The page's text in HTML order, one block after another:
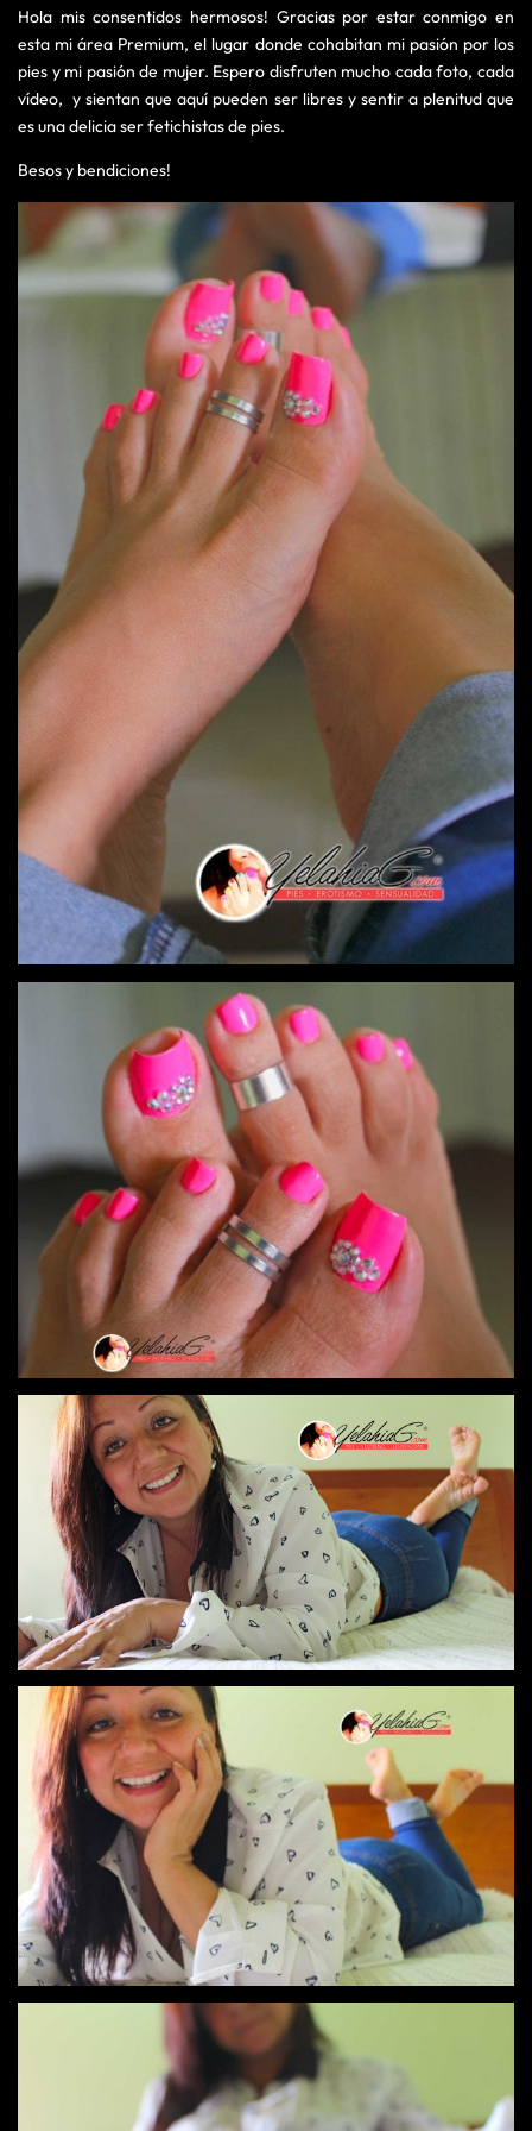
Hola mis consentidos hermosos! Gracias por estar conmigo en
esta mi área Premium, el lugar donde cohabitan mi pasión por los
pies y mi pasión de mujer. Espero disfruten mucho cada foto, cada
vídeo, y sientan que aquí pueden ser libres y sentir a plenitud que
es una delicia ser fetichistas de pies.
Besos y bendiciones!